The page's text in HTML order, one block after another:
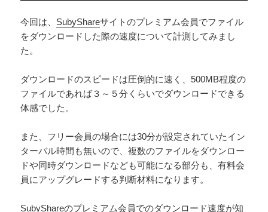
今回は、 SubyShareサイトのプレミアム会員でファイル
をダウンロードした際の速度について計測してみまし
た。
ダウンロードのスピードは圧倒的に速く、500MB程度の
ファイルであれば３～５分くらいでダウンロードできる
体感でした。
また、フリー会員の場合には30分が設定されていたイン
ターバル時間も無いので、複数のファイルをダウンロー
ドや同時ダウンロードなども可能になる部分も、有料会
員にアップグレードする判断材料になります。
SubyShareのプレミアム会員でのダウンロード速度が知